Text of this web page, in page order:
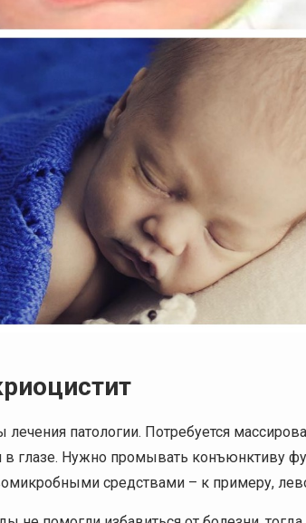
патологии. Потребуется
в глазе. Нужно промывать конъюнктиву
средствами – к примеру,